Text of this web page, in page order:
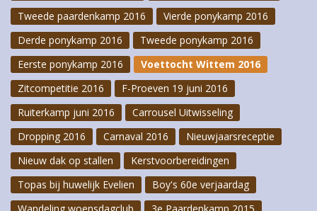
Tweede paardenkamp 2016
Vierde ponykamp 2016
Derde ponykamp 2016
Tweede ponykamp 2016
Eerste ponykamp 2016
Voettocht Wittem 2016
Zitcompetitie 2016
F-Proeven 19 juni 2016
Ruiterkamp juni 2016
Carrousel Uitwisseling
Dropping 2016
Carnaval 2016
Nieuwjaarsreceptie
Nieuw dak op stallen
Kerstvoorbereidingen
Topas bij huwelijk Evelien
Boy's 60e verjaardag